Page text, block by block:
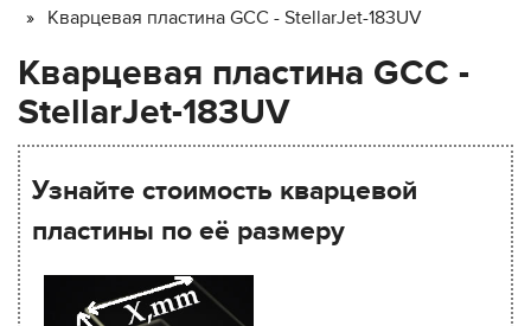
Кварцевая пластина GCC - StellarJet-183UV
Кварцевая пластина GCC -
StellarJet-183UV
Узнайте стоимость кварцевой
пластины по её размеру